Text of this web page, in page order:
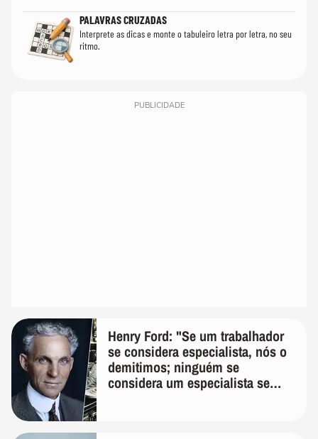
PALAVRAS CRUZADAS
Interprete as dicas e monte o tabuleiro letra por letra, no seu
ritmo.
PUBLICIDADE
Henry Ford: "Se um trabalhador
se considera especialista, nós o
demitimos; ninguém se
considera um especialista se